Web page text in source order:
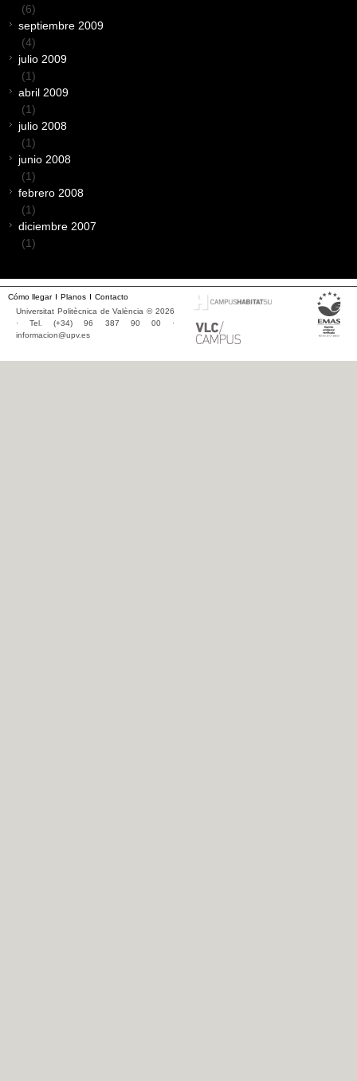
(6)
septiembre 2009
(4)
julio 2009
(1)
abril 2009
(1)
julio 2008
(1)
junio 2008
(1)
febrero 2008
(1)
diciembre 2007
(1)
Cómo llegar Planos
Contacto
Universitat Politècnica de València © 2026
· Tel. (+34) 96 387 90 00 ·
informacion@upv.es